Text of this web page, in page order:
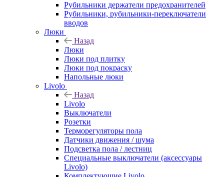
Рубильники держатели предохранителей
Рубильники, рубильники-переключатели
вводов
Люки
Назад
Люки
Люки под плитку
Люки под покраску
Напольные люки
Livolo
Назад
Livolo
Выключатели
Розетки
Терморегуляторы пола
Датчики движения / шума
Подсветка пола / лестниц
Специальные выключатели (аксессуары
Livolo)